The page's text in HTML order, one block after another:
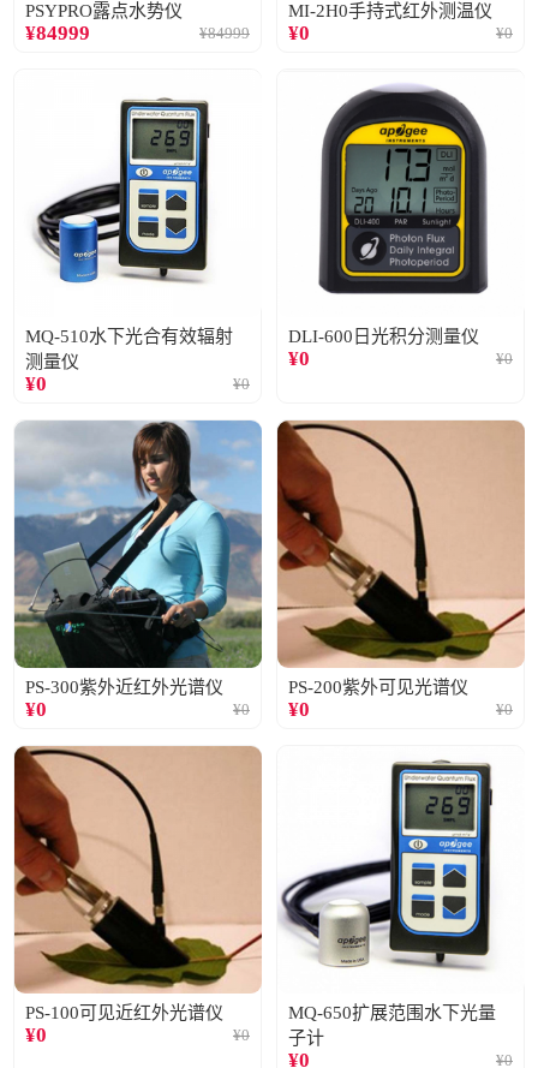
PSYPRO露点水势仪
¥84999 ¥84999
MI-2H0手持式红外测温仪
¥0 ¥0
MQ-510水下光合有效辐射
测量仪
¥0 ¥0
DLI-600日光积分测量仪
¥0 ¥0
PS-300紫外近红外光谱仪
¥0 ¥0
PS-200紫外可见光谱仪
¥0 ¥0
PS-100可见近红外光谱仪
¥0 ¥0
MQ-650扩展范围水下光量
子计
¥0 ¥0